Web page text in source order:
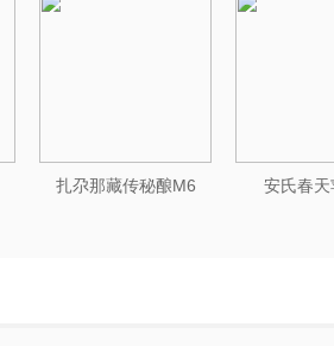
扎尕那藏传秘酿M6 安氏春天